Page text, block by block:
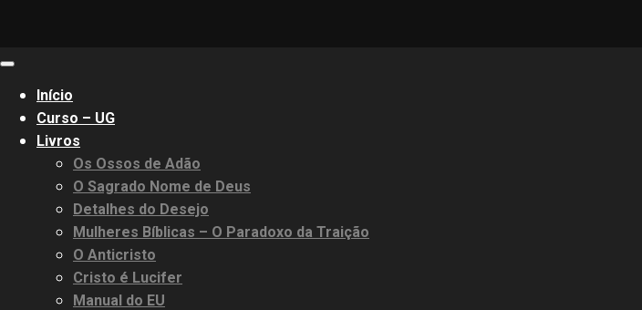
Primary
MenuInício
Curso – UG
Livros
Os Ossos de Adão
O Sagrado Nome de Deus
Detalhes do Desejo
Mulheres Bíblicas – O Paradoxo da Traição
O Anticristo
Cristo é Lucifer
Manual do EU